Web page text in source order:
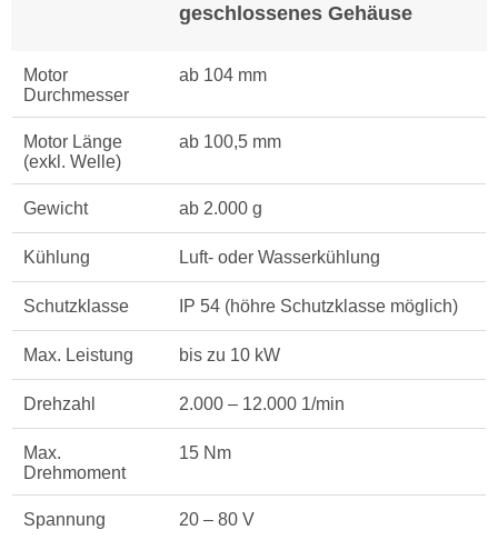
geschlossenes Gehäuse
Motor
Durchmesser
ab 104 mm
Motor Länge
(exkl. Welle)
ab 100,5 mm
Gewicht ab 2.000 g
Kühlung Luft- oder Wasserkühlung
Schutzklasse IP 54 (höhre Schutzklasse möglich)
Max. Leistung bis zu 10 kW
Drehzahl 2.000 – 12.000 1/min
Max.
Drehmoment
15 Nm
Spannung 20 – 80 V